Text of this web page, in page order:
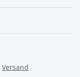
Versand